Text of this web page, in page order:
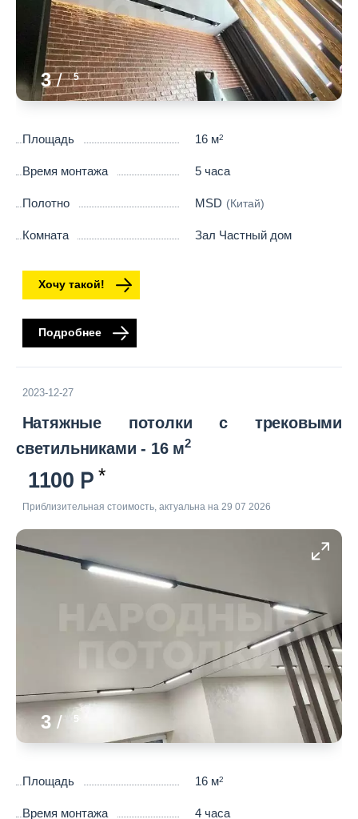
3/ 5
Площадь 16 м2
Время монтажа 5 часа
Полотно MSD (Китай)
Комната Зал Частный дом
Хочу такой!
Подробнее
2023-12-27
Натяжные потолки с трековыми
светильниками - 16 м2
1100
Приблизительная стоимость, актуальна на 29 07 2026
3/ 5
Площадь 16 м2
Время монтажа 4 часа